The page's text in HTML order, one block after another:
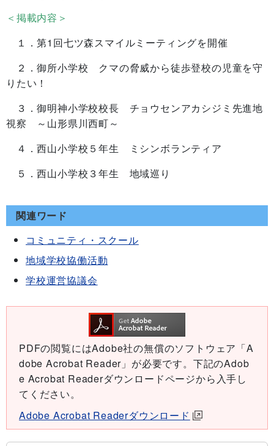
＜掲載内容＞
１．第1回七ツ森スマイルミーティングを開催
２．御所小学校 クマの脅威から徒歩登校の児童を守
りたい！
３．御明神小学校校長 チョウセンアカシジミ先進地
視察 ～山形県川西町～
４．西山小学校５年生 ミシンボランティア
５．西山小学校３年生 地域巡り
関連ワード
コミュニティ・スクール
地域学校協働活動
学校運営協議会
PDFの閲覧にはAdobe社の無償のソフトウェア「A
dobe Acrobat Reader」が必要です。下記のAdob
e Acrobat Readerダウンロードページから入手し
てください。
Adobe Acrobat Readerダウンロード